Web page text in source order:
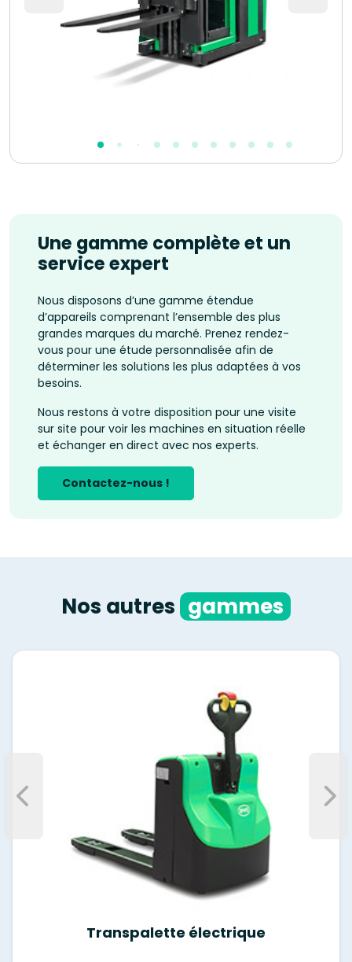
Une gamme complète et un
service expert
Nous disposons d’une gamme étendue
d’appareils comprenant l’ensemble des plus
grandes marques du marché. Prenez rendez-
vous pour une étude personnalisée afin de
déterminer les solutions les plus adaptées à vos
besoins.
Nous restons à votre disposition pour une visite
sur site pour voir les machines en situation réelle
et échanger en direct avec nos experts.
Contactez-nous !
Nos autres gammes
Transpalette électrique